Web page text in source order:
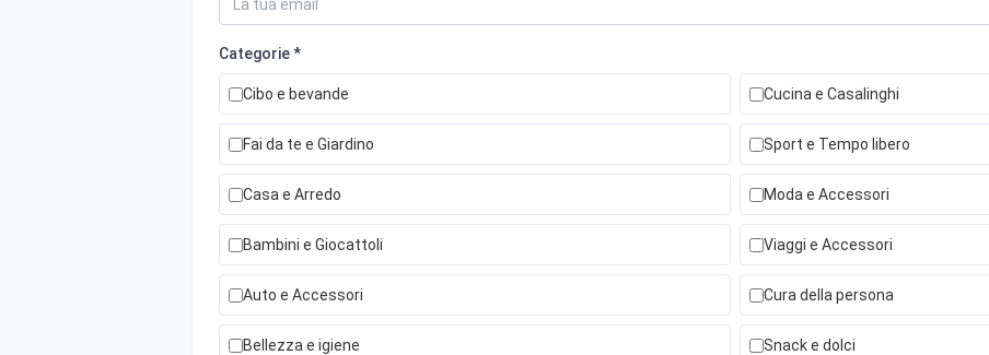
Categorie *
Cibo e bevande Cucina e Casalinghi
Fai da te e Giardino Sport e Tempo libero
Casa e Arredo Moda e Accessori
Bambini e Giocattoli Viaggi e Accessori
Auto e Accessori Cura della persona
Bellezza e igiene Snack e dolci